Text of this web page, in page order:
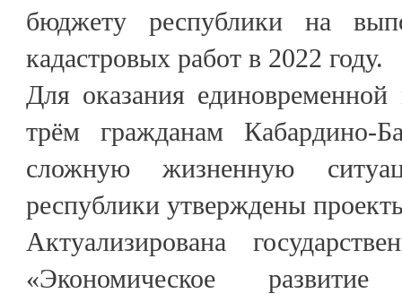
бюджету республики на
кадастровых работ в 2022 году.
Для оказания
трём гражданам Кабардино-
сложную жизненную
республики утверждены
Актуализирована
«Экономическое